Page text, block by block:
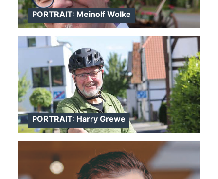
>
PORTRAIT: Meinolf Wolke
> PORTRAIT: Harry Grewe